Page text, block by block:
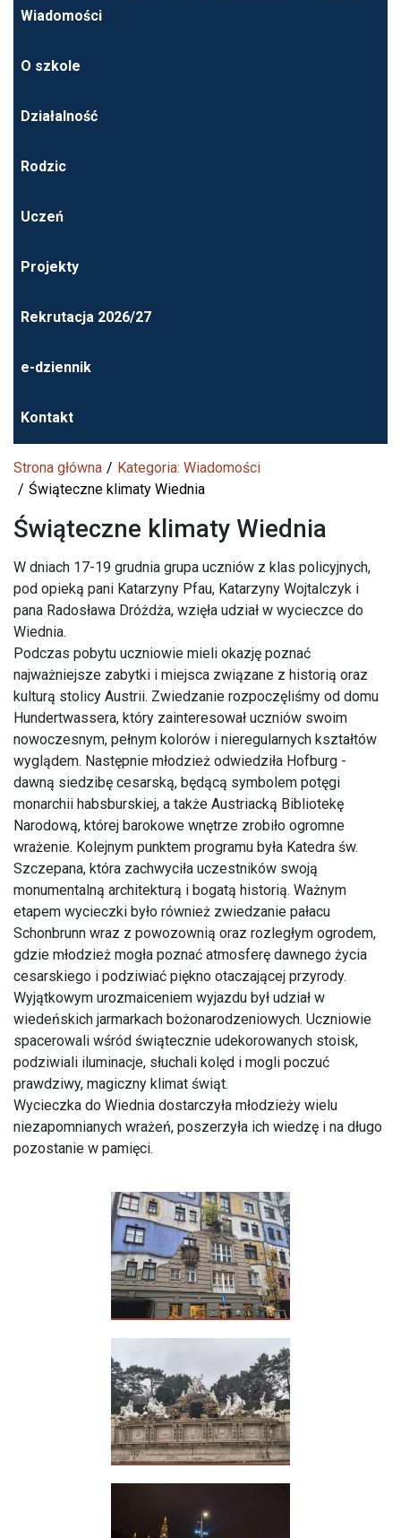
Wiadomości
O szkole
Działalność
Rodzic
Uczeń
Projekty
Rekrutacja 2026/27
e-dziennik
Kontakt
Strona główna
Kategoria: Wiadomości
Świąteczne klimaty Wiednia
Świąteczne klimaty Wiednia
W dniach 17-19 grudnia grupa uczniów z klas policyjnych,
pod opieką pani Katarzyny Pfau, Katarzyny Wojtalczyk i
pana Radosława Dróżdża, wzięła udział w wycieczce do
Wiednia.
Podczas pobytu uczniowie mieli okazję poznać
najważniejsze zabytki i miejsca związane z historią oraz
kulturą stolicy Austrii. Zwiedzanie rozpoczęliśmy od domu
Hundertwassera, który zainteresował uczniów swoim
nowoczesnym, pełnym kolorów i nieregularnych kształtów
wyglądem. Następnie młodzież odwiedziła Hofburg -
dawną siedzibę cesarską, będącą symbolem potęgi
monarchii habsburskiej, a także Austriacką Bibliotekę
Narodową, której barokowe wnętrze zrobiło ogromne
wrażenie. Kolejnym punktem programu była Katedra św.
Szczepana, która zachwyciła uczestników swoją
monumentalną architekturą i bogatą historią. Ważnym
etapem wycieczki było również zwiedzanie pałacu
Schonbrunn wraz z powozownią oraz rozległym ogrodem,
gdzie młodzież mogła poznać atmosferę dawnego życia
cesarskiego i podziwiać piękno otaczającej przyrody.
Wyjątkowym urozmaiceniem wyjazdu był udział w
wiedeńskich jarmarkach bożonarodzeniowych. Uczniowie
spacerowali wśród świątecznie udekorowanych stoisk,
podziwiali iluminacje, słuchali kolęd i mogli poczuć
prawdziwy, magiczny klimat świąt.
Wycieczka do Wiednia dostarczyła młodzieży wielu
niezapomnianych wrażeń, poszerzyła ich wiedzę i na długo
pozostanie w pamięci.